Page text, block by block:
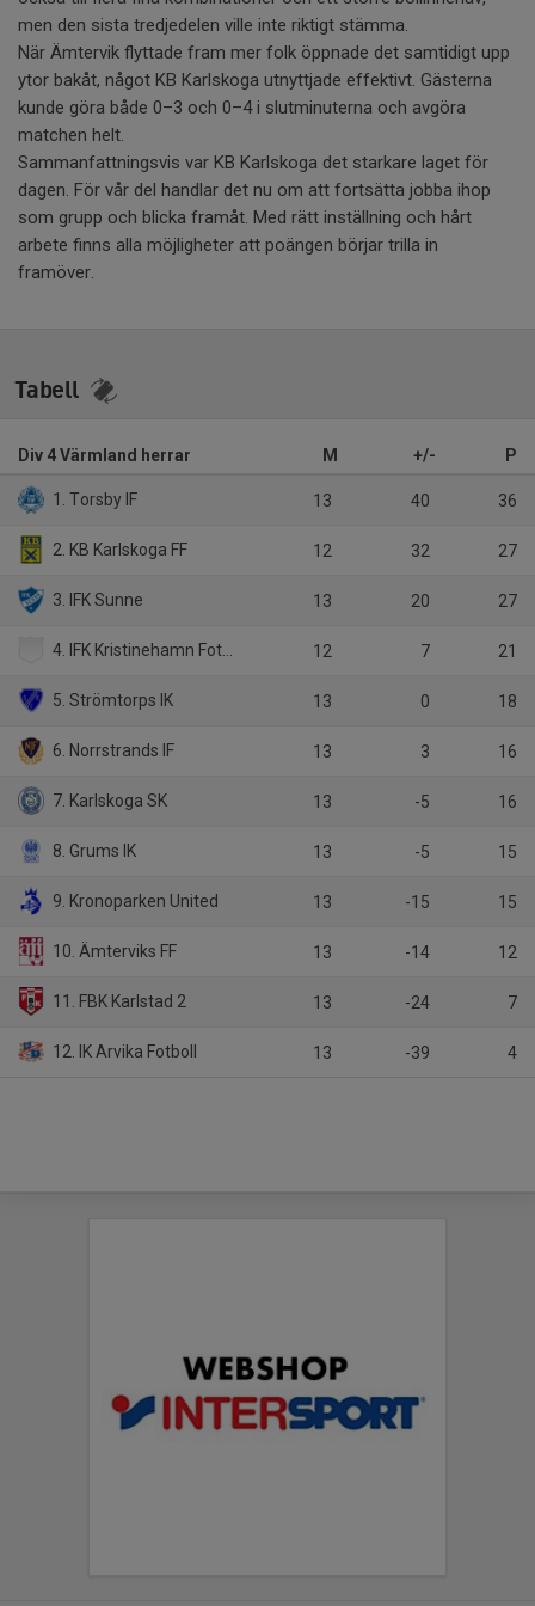
men den sista tredjedelen ville inte riktigt stämma.
När Ämtervik flyttade fram mer folk öppnade det samtidigt upp
ytor bakåt, något KB Karlskoga utnyttjade effektivt. Gästerna
kunde göra både 0–3 och 0–4 i slutminuterna och avgöra
matchen helt.
Sammanfattningsvis var KB Karlskoga det starkare laget för
dagen. För vår del handlar det nu om att fortsätta jobba ihop
som grupp och blicka framåt. Med rätt inställning och hårt
arbete finns alla möjligheter att poängen börjar trilla in
framöver.
Tabell
Div 4 Värmland herrar M +/- P
1. Torsby IF 13 40 36
2. KB Karlskoga FF 12 32 27
3. IFK Sunne 13 20 27
4. IFK Kristinehamn Fotboll 12 7 21
5. Strömtorps IK 13 0 18
6. Norrstrands IF 13 3 16
7. Karlskoga SK 13 -5 16
8. Grums IK 13 -5 15
9. Kronoparken United 13 -15 15
10. Ämterviks FF 13 -14 12
11. FBK Karlstad 2 13 -24 7
12. IK Arvika Fotboll 13 -39 4